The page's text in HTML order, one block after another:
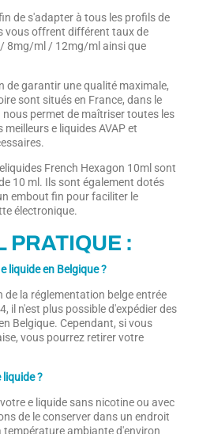
de s'adapter à tous les profils de
vous offrent différent taux de
8mg/ml / 12mg/ml ainsi que
de garantir une qualité maximale,
sont situés en France, dans le
nous permet de maîtriser toutes les
e liquides AVAP et
French Hexagon 10ml sont
10 ml. Ils sont également dotés
embout fin pour faciliter le
électronique.
PRATIQUE :
liquide en Belgique ?
de la réglementation belge entrée
il n'est plus possible d'expédier des
Belgique. Cependant, si vous
vous pourrez retirer votre
liquide ?
e liquide sans nicotine ou avec
de le conserver dans un endroit
température ambiante d'environ